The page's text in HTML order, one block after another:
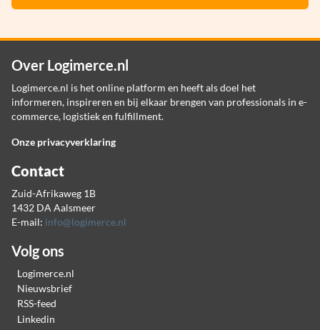
Over Logimerce.nl
Logimerce.nl is het online platform en heeft als doel het
informeren, inspireren en bij elkaar brengen van professionals in e-
commerce, logistiek en fulfillment.
Onze privacyverklaring
Contact
Zuid-Afrikaweg 1B
1432 DA Aalsmeer
E-mail: info@logimerce.nl
Volg ons
Logimerce.nl
Nieuwsbrief
RSS-feed
Linkedin